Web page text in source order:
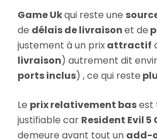
Game Ukqui reste une
de délais de livraisonet de
justement à un prixattractif
livraison) autrement dit
ports inclus) , ce qui reste
Le prix relativement basest
justifiable car Resident Evil 5
demeure avant tout un add-